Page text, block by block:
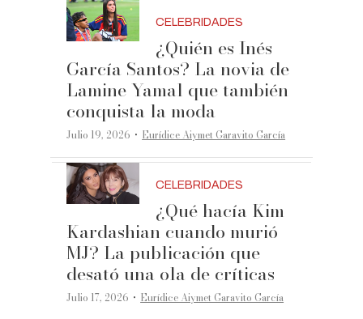
CELEBRIDADES
¿Quién es Inés
García Santos? La novia de
Lamine Yamal que también
conquista la moda
Julio 19, 2026 ·Eurídice Aiymet Garavito García
CELEBRIDADES
¿Qué hacía Kim
Kardashian cuando murió
MJ? La publicación que
desató una ola de críticas
Julio 17, 2026 ·Eurídice Aiymet Garavito García